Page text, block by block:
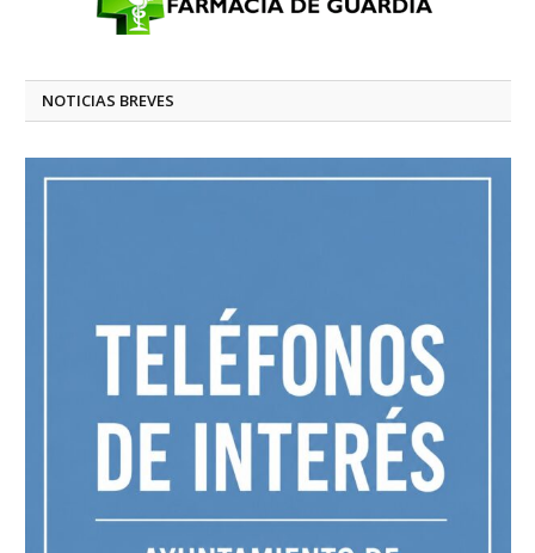
NOTICIAS BREVES